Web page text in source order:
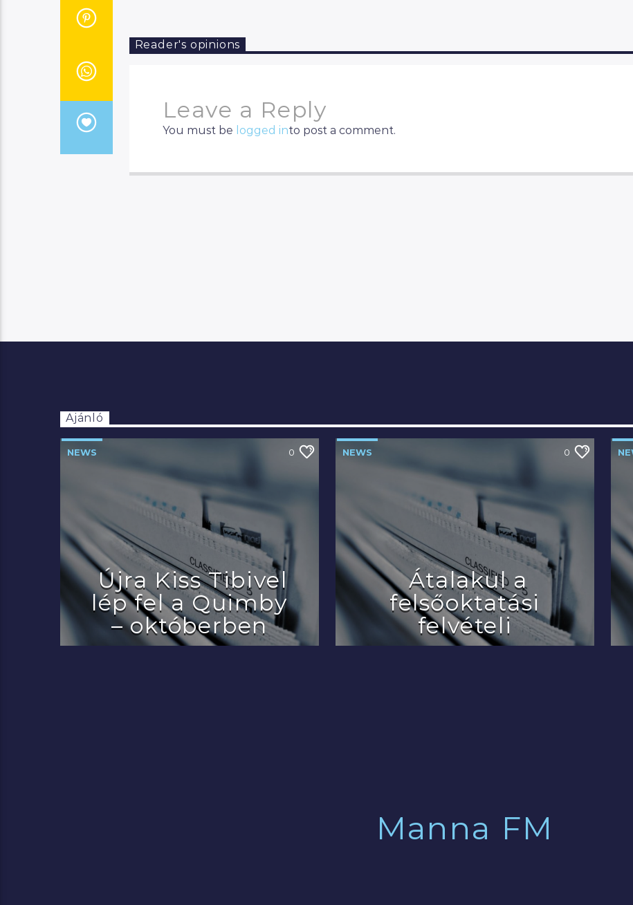
Reader's opinions
Leave a Reply
You must be logged into post a comment.
Ajánló
NEWS 0
Újra Kiss Tibivel
lép fel a Quimby
– októberben
NEWS 0
Átalakul a
felsőoktatási
felvételi
Manna FM